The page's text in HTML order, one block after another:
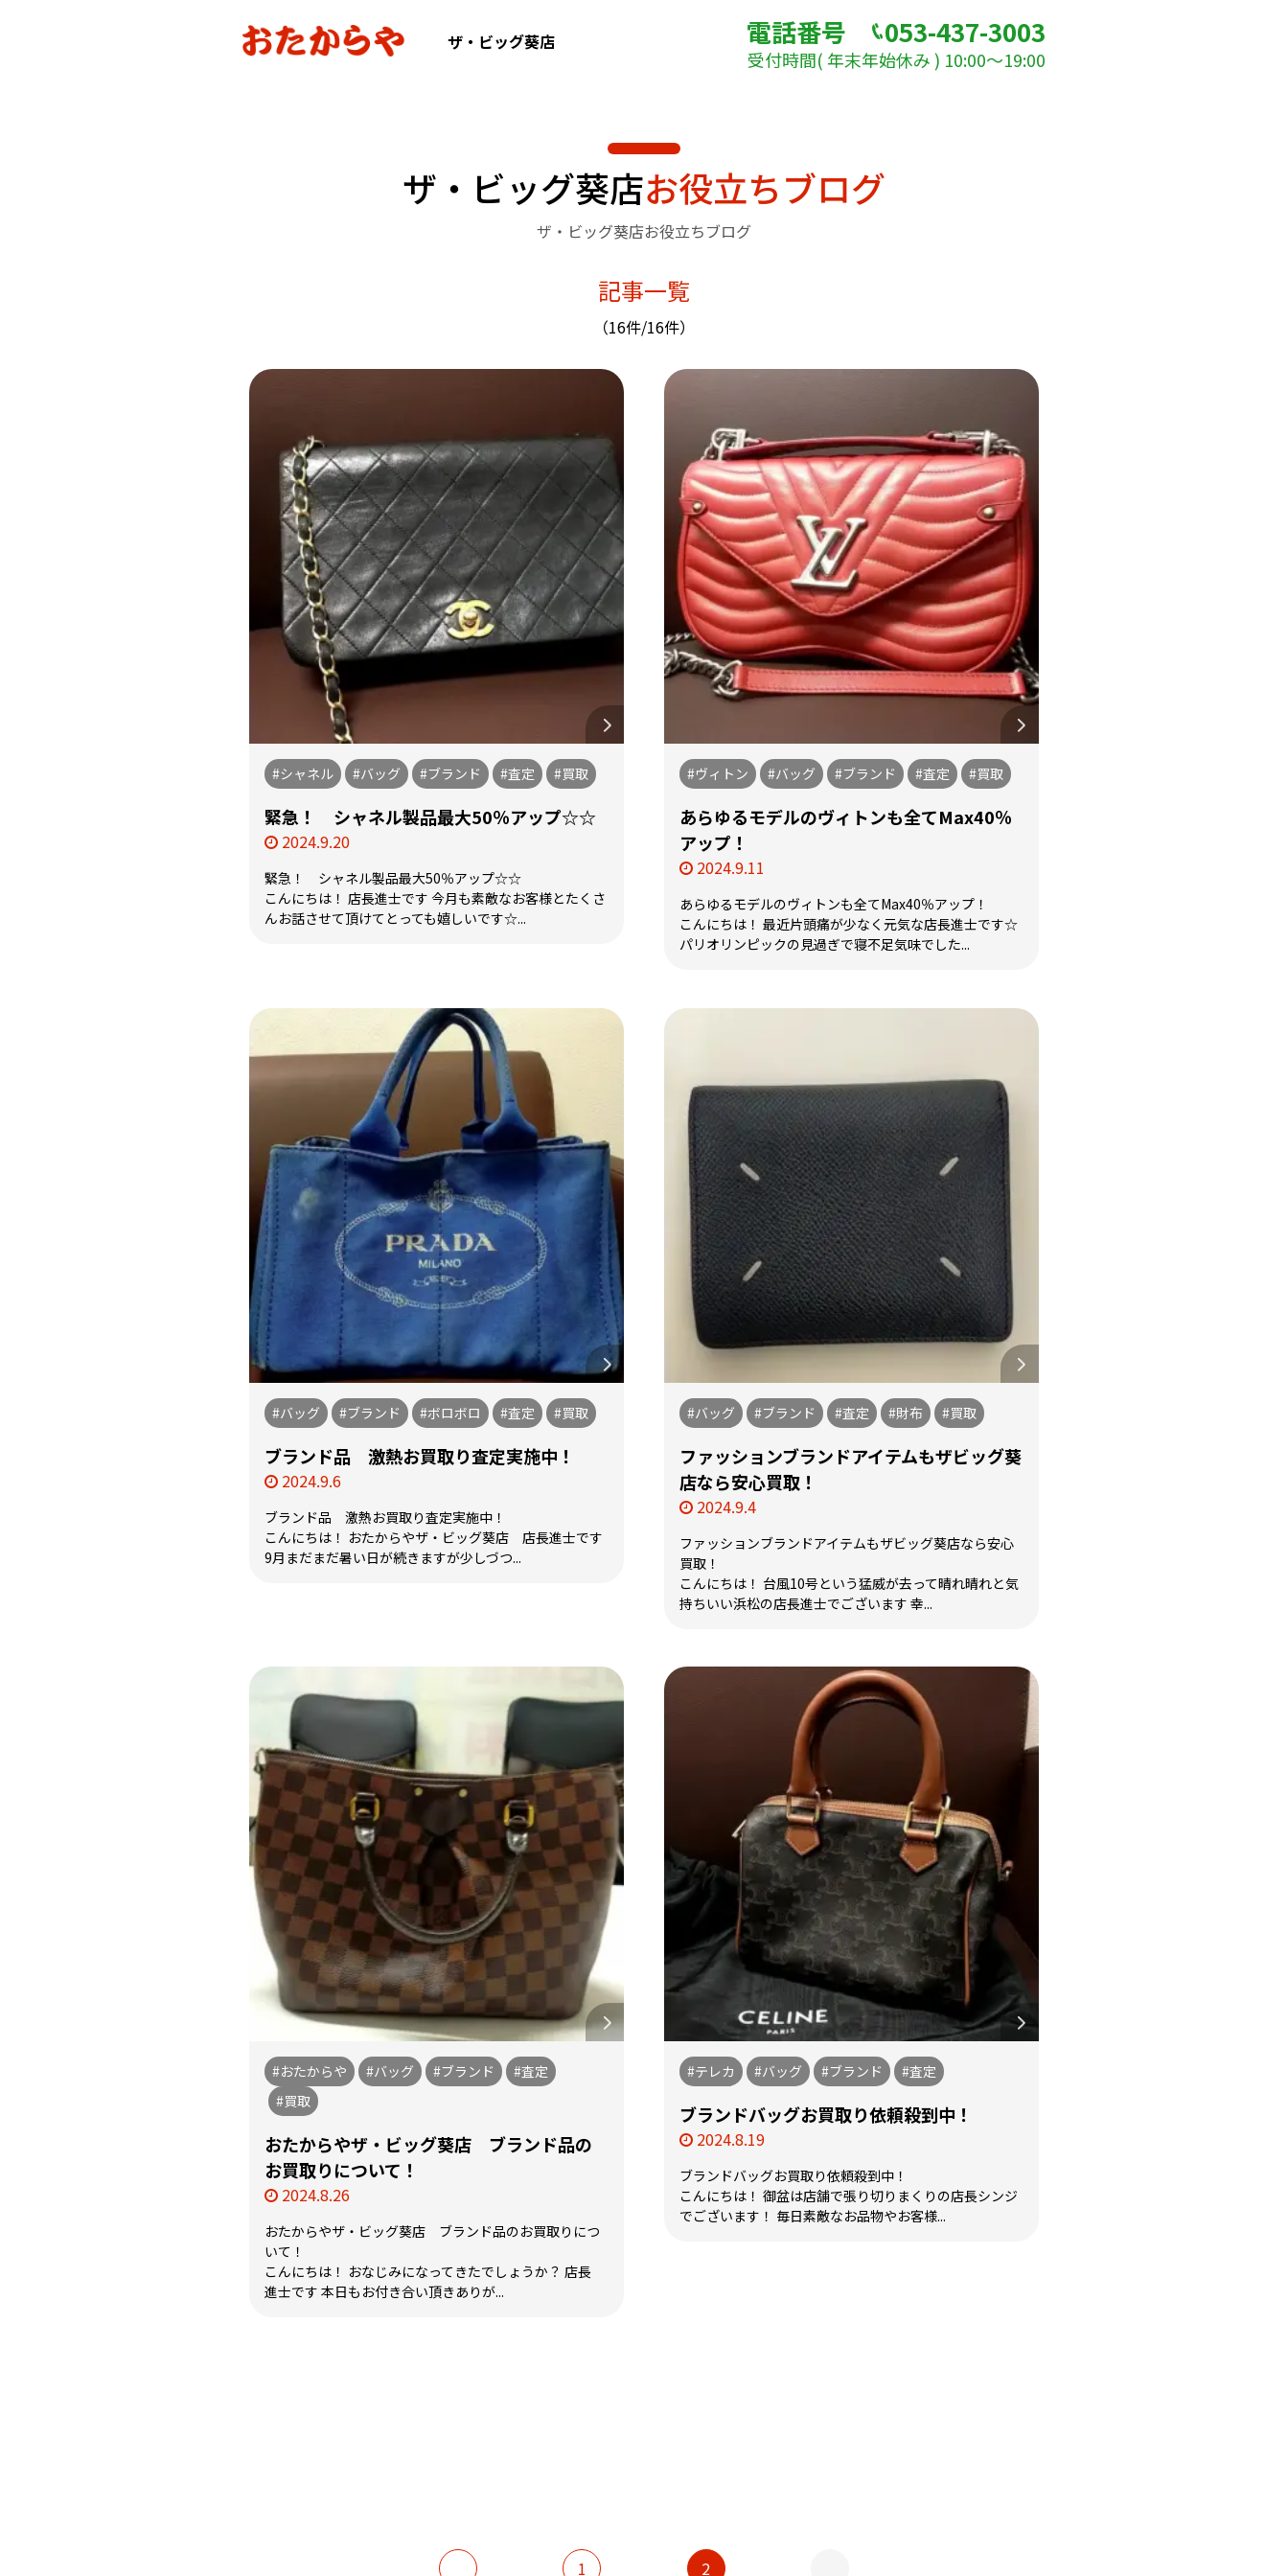
ザ・ビッグ葵店 電話番号 053-437-3003
受付時間( 年末年始休み ) 10:00～19:00
ザ・ビッグ葵店お役立ちブログ
ザ・ビッグ葵店お役立ちブログ
記事一覧
（16件/16件）
#シャネル #バッグ #ブランド #査定 #買取
緊急！ シャネル製品最大50％アップ☆☆
2024.9.20
緊急！ シャネル製品最大50％アップ☆☆
こんにちは！ 店長進士です 今月も素敵なお客様とたくさ
んお話させて頂けてとっても嬉しいです☆...
#ヴィトン #バッグ #ブランド #査定 #買取
あらゆるモデルのヴィトンも全てMax40％
アップ！
2024.9.11
あらゆるモデルのヴィトンも全てMax40％アップ！
こんにちは！ 最近片頭痛が少なく元気な店長進士です☆
パリオリンピックの見過ぎで寝不足気味でした...
#バッグ #ブランド #ボロボロ #査定 #買取
ブランド品 激熱お買取り査定実施中！
2024.9.6
ブランド品 激熱お買取り査定実施中！
こんにちは！ おたからやザ・ビッグ葵店 店長進士です
9月まだまだ暑い日が続きますが少しづつ...
#バッグ #ブランド #査定 #財布 #買取
ファッションブランドアイテムもザビッグ葵
店なら安心買取！
2024.9.4
ファッションブランドアイテムもザビッグ葵店なら安心
買取！
こんにちは！ 台風10号という猛威が去って晴れ晴れと気
持ちいい浜松の店長進士でございます 幸...
#おたからや #バッグ #ブランド
#査定
#買取
おたからやザ・ビッグ葵店 ブランド品の
お買取りについて！
2024.8.26
おたからやザ・ビッグ葵店 ブランド品のお買取りにつ
いて！
こんにちは！ おなじみになってきたでしょうか？ 店長
進士です 本日もお付き合い頂きありが...
#テレカ #バッグ #ブランド #査定
ブランドバッグお買取り依頼殺到中！
2024.8.19
ブランドバッグお買取り依頼殺到中！
こんにちは！ 御盆は店舗で張り切りまくりの店長シンジ
でございます！ 毎日素敵なお品物やお客様...
1 2